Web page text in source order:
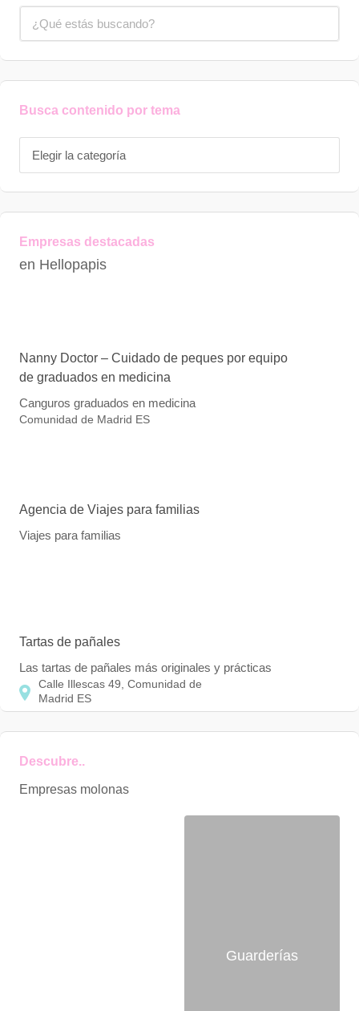
Busca contenido por tema
Empresas destacadas
en Hellopapis
Nanny Doctor – Cuidado de peques por equipo
de graduados en medicina
Canguros graduados en medicina
Comunidad de Madrid ES
Agencia de Viajes para familias
Viajes para familias
Tartas de pañales
Las tartas de pañales más originales y prácticas
Calle Illescas 49 Comunidad de
Madrid ES
Descubre..
Empresas molonas
Guarderías